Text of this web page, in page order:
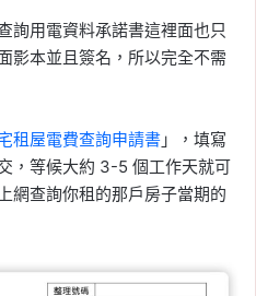
詢用電資料承諾書這裡面也只
影本並且簽名，所以完全不需
租屋電費查詢申請書 」，填寫
，等候大約 3-5 個工作天就可
網查詢你租的那戶房子當期的